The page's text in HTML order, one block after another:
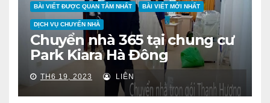
BÀI VIẾT ĐƯỢC QUAN TÂM NHẤT BÀI VIẾT MỚI NHẤT
DỊCH VỤ CHUYỂN NHÀ
Chuyển nhà 365 tại chung cư
Park Kiara Hà Đông
TH6 19, 2023 LIÊN